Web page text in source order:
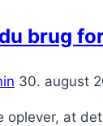
en
erfaren
nyt
brug
30. august
oplever, at